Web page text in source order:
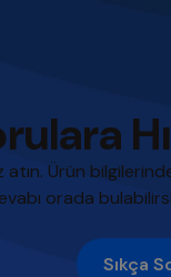
Ürün
orada
Sıkça